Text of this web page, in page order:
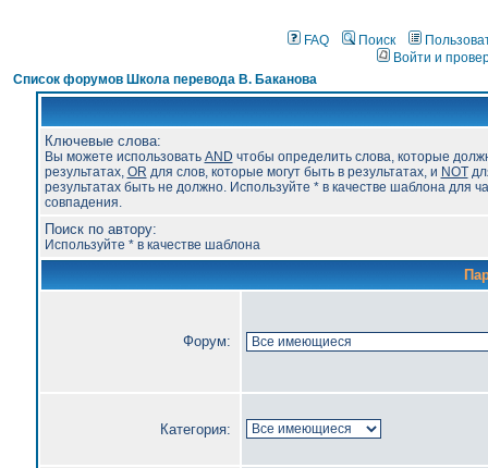
FAQ Поиск
Войти и
Список форумов Школа перевода В. Баканова
Ключевые слова:
Вы можете использовать AND чтобы определить слова, которые
результатах, OR для слов, которые могут быть в результатах, и NOT
результатах быть не должно. Используйте * в качестве шаблона для
совпадения.
Поиск по автору:
Используйте * в качестве шаблона
Форум:
Категория: